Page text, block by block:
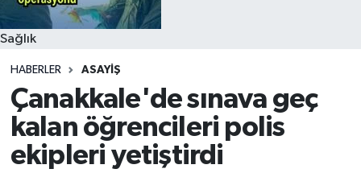
Sağlık
HABERLER ASAYIŞ
Çanakkale'de sınava geç
kalan öğrencileri polis
ekipleri yetiştirdi